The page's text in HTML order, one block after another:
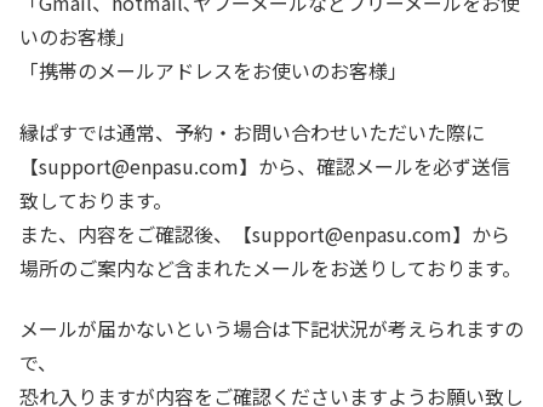
いのお客様」
「携帯のメールアドレスをお使いのお客様」
縁ぱすでは通常、予約・お問い合わせいただいた際に
【support@enpasu.com】から、確認メールを必ず送信
致しております。
また、内容をご確認後、【support@enpasu.com】から
場所のご案内など含まれたメールをお送りしております。
メールが届かないという場合は下記状況が考えられますの
で、
恐れ入りますが内容をご確認くださいますようお願い致し